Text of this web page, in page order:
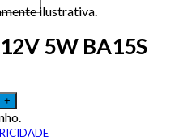
ilustrativa.
5W BA15S